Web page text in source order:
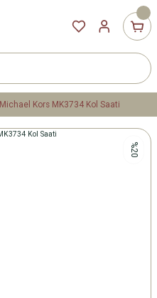
Michael Kors MK3734 Kol Saati
%20